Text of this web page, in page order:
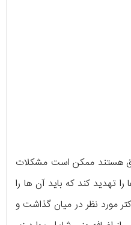
هستند ممکن است مشکلات
تهدید کند که باید آن ها را
مورد نظر در میان گذاشت و